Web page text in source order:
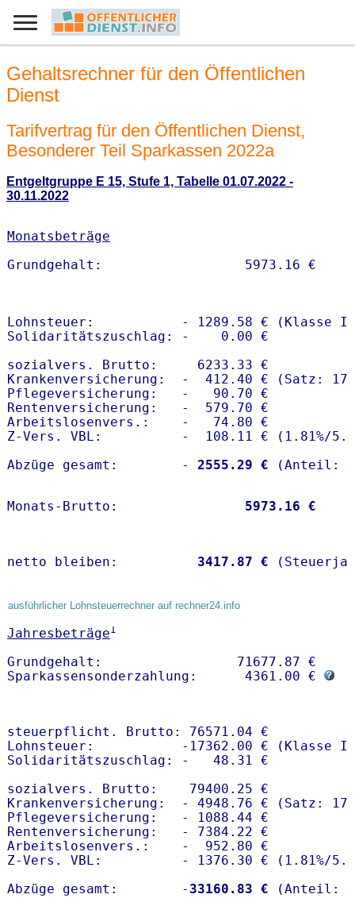
Gehaltsrechner für den Öffentlichen
Dienst
Tarifvertrag für den Öffentlichen Dienst,
Besonderer Teil Sparkassen 2022a
Entgeltgruppe E 15, Stufe 1, Tabelle 01.07.2022 -
30.11.2022
Monatsbeträge
Lohnsteuer:           - 1289.58 € (Klasse I)
Solidaritätszuschlag: -    0.00 €
sozialvers. Brutto:     6233.33 €
Krankenversicherung:  -  412.40 € (Satz:
Pflegeversicherung:   -   90.70 €
Rentenversicherung:   -  579.70 €
Arbeitslosenvers.:    -   74.80 €
Z-Vers. VBL:          -  108.11 € ( 1.81%/
Abzüge gesamt:        -
2555.29 €
Monats-Brutto: 5973.16 €
netto bleiben: 3417.87 €
ausführlicher Lohnsteuerrechner auf rechner24.info
Jahresbeträge1
Grundgehalt:                 71677.87 €
Sparkassensonderzahlung:      4361.00 €
steuerpflicht. Brutto: 76571.04 €
Lohnsteuer:           -17362.00 € (Klasse I)
Solidaritätszuschlag: -   48.31 €
sozialvers. Brutto:    79400.25 €
Krankenversicherung:  - 4948.76 € (Satz:
Pflegeversicherung:   - 1088.44 €
Rentenversicherung:   - 7384.22 €
Arbeitslosenvers.:    -  952.80 €
Z-Vers. VBL:          - 1376.30 € ( 1.81%/
Abzüge gesamt:        - 33160.83 €